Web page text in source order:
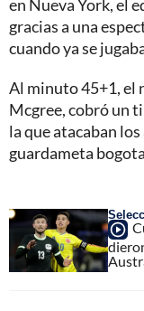
en Nueva York, el
gracias a una
cuando ya se
Al minuto 45+1, el
Mcgree, cobró un
la que atacaban
guardameta